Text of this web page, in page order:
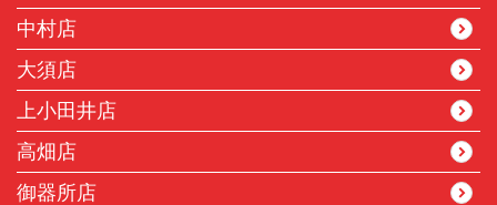
中村店
大須店
上小田井店
高畑店
御器所店